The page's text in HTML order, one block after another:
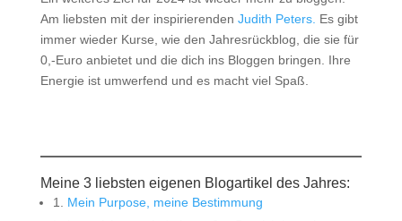
Am liebsten mit der inspirierenden Judith Peters. Es gibt
immer wieder Kurse, wie den Jahresrückblog, die sie für
0,-Euro anbietet und die dich ins Bloggen bringen. Ihre
Energie ist umwerfend und es macht viel Spaß.
Meine 3 liebsten eigenen Blogartikel des Jahres:
1. Mein Purpose, meine Bestimmung